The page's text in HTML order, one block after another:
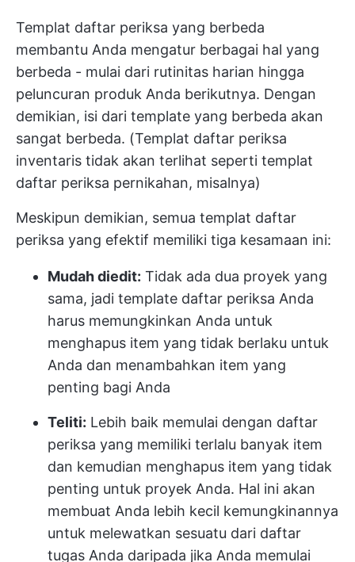
Templat daftar periksa yang berbeda
membantu Anda mengatur berbagai hal yang
berbeda - mulai dari rutinitas harian hingga
peluncuran produk Anda berikutnya. Dengan
demikian, isi dari template yang berbeda akan
sangat berbeda. (Templat daftar periksa
inventaris tidak akan terlihat seperti templat
daftar periksa pernikahan, misalnya)
Meskipun demikian, semua templat daftar
periksa yang efektif memiliki tiga kesamaan ini:
Mudah diedit: Tidak ada dua proyek yang
sama, jadi template daftar periksa Anda
harus memungkinkan Anda untuk
menghapus item yang tidak berlaku untuk
Anda dan menambahkan item yang
penting bagi Anda
Teliti: Lebih baik memulai dengan daftar
periksa yang memiliki terlalu banyak item
dan kemudian menghapus item yang tidak
penting untuk proyek Anda. Hal ini akan
membuat Anda lebih kecil kemungkinannya
untuk melewatkan sesuatu dari daftar
tugas Anda daripada jika Anda memulai